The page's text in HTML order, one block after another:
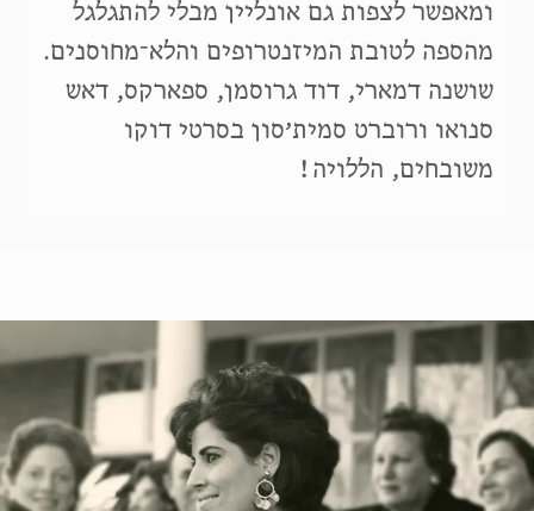
ומאפשר לצפות גם אונליין מבלי להתגלגל
מהספה לטובת המיזנטרופים והלא־מחוסנים.
שושנה דמארי, דוד גרוסמן, ספארקס, דאש
סנואו ורוברט סמית׳סון בסרטי דוקו
משובחים, הללויה!